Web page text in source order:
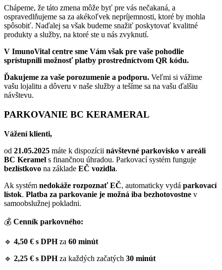
Chápeme, že táto zmena môže byť pre vás nečakaná, a
ospravedlňujeme sa za akékoľvek nepríjemnosti, ktoré by mohla
spôsobiť. Naďalej sa však budeme snažiť poskytovať kvalitné
produkty a služby, na ktoré ste u nás zvyknutí.
V ImunoVital centre sme Vám však pre vaše pohodlie
sprístupnili možnosť platby prostredníctvom QR kódu.
Ďakujeme za vaše porozumenie a podporu. Veľmi si vážime
vašu lojalitu a dôveru v naše služby a tešíme sa na vašu ďalšiu
návštevu.
PARKOVANIE BC KERAMERAL
Vážení klienti,
od 21.05.2025 máte k dispozícii návštevné parkovisko v areáli
BC Keramel s finančnou úhradou. Parkovací systém funguje
bezlístkovo na základe EČ vozidla.
Ak systém nedokáže rozpoznať EČ, automaticky vydá parkovací
lístok. Platba za parkovanie je možná iba bezhotovostne v
samoobslužnej pokladni.
💰 Cenník parkovného:
🔹 4,50 € s DPHza 60 minút
🔹 2,25 € s DPHza každých začatých 30 minút